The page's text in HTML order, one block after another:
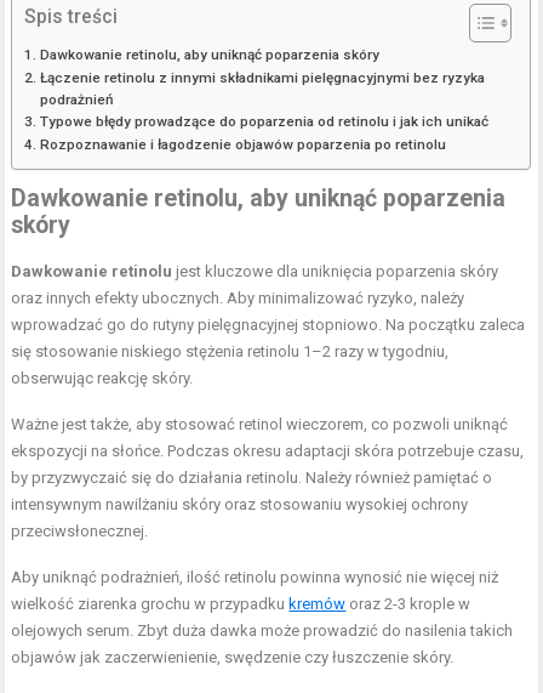
Spis treści
Dawkowanie retinolu, aby uniknąć poparzenia skóry
Łączenie retinolu z innymi składnikami pielęgnacyjnymi bez ryzyka
podrażnień
Typowe błędy prowadzące do poparzenia od retinolu i jak ich unikać
Rozpoznawanie i łagodzenie objawów poparzenia po retinolu
Dawkowanie retinolu, aby uniknąć poparzenia
skóry
Dawkowanie retinolu jest kluczowe dla uniknięcia poparzenia skóry
oraz innych efekty ubocznych. Aby minimalizować ryzyko, należy
wprowadzać go do rutyny pielęgnacyjnej stopniowo. Na początku zaleca
się stosowanie niskiego stężenia retinolu 1–2 razy w tygodniu,
obserwując reakcję skóry.
Ważne jest także, aby stosować retinol wieczorem, co pozwoli uniknąć
ekspozycji na słońce. Podczas okresu adaptacji skóra potrzebuje czasu,
by przyzwyczaić się do działania retinolu. Należy również pamiętać o
intensywnym nawilżaniu skóry oraz stosowaniu wysokiej ochrony
przeciwsłonecznej.
Aby uniknąć podrażnień, ilość retinolu powinna wynosić nie więcej niż
wielkość ziarenka grochu w przypadku kremów oraz 2-3 krople w
olejowych serum. Zbyt duża dawka może prowadzić do nasilenia takich
objawów jak zaczerwienienie, swędzenie czy łuszczenie skóry.